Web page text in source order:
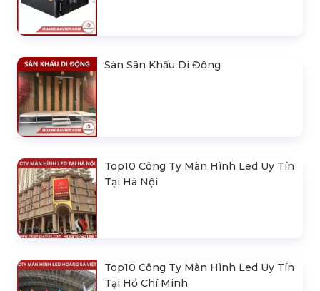
Sàn Sân Khấu Di Động
Top10 Công Ty Màn Hình Led Uy Tín
Tại Hà Nội
Top10 Công Ty Màn Hình Led Uy Tín
Tại Hồ Chí Minh